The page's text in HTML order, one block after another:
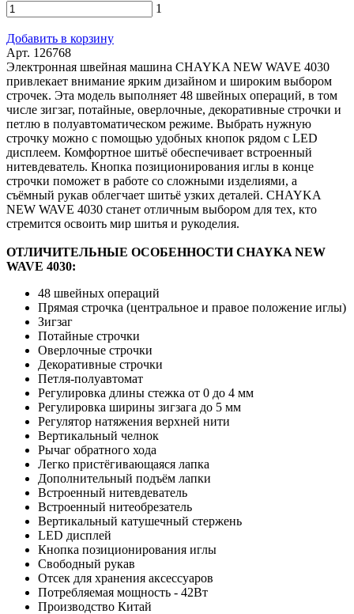
1
Добавить в корзину
Арт. 126768
Электронная швейная машина CHAYKA NEW WAVE 4030
привлекает внимание ярким дизайном и широким выбором
строчек. Эта модель выполняет 48 швейных операций, в том
числе зигзаг, потайные, оверлочные, декоративные строчки и
петлю в полуавтоматическом режиме. Выбрать нужную
строчку можно с помощью удобных кнопок рядом с LED
дисплеем. Комфортное шитьё обеспечивает встроенный
нитевдеватель. Кнопка позиционирования иглы в конце
строчки поможет в работе со сложными изделиями, а
съёмный рукав облегчает шитьё узких деталей. CHAYKA
NEW WAVE 4030 станет отличным выбором для тех, кто
стремится освоить мир шитья и рукоделия.
ОТЛИЧИТЕЛЬНЫЕ ОСОБЕННОСТИ CHAYKA NEW
WAVE 4030:
48 швейных операций
Прямая строчка (центральное и правое положение иглы)
Зигзаг
Потайные строчки
Оверлочные строчки
Декоративные строчки
Петля-полуавтомат
Регулировка длины стежка от 0 до 4 мм
Регулировка ширины зигзага до 5 мм
Регулятор натяжения верхней нити
Вертикальный челнок
Рычаг обратного хода
Легко пристёгивающаяся лапка
Дополнительный подъём лапки
Встроенный нитевдеватель
Встроенный нитеобрезатель
Вертикальный катушечный стержень
LED дисплей
Кнопка позиционирования иглы
Свободный рукав
Отсек для хранения аксессуаров
Потребляемая мощность - 42Вт
Производство Китай